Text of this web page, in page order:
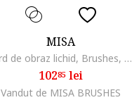
MISA
Fard de obraz lichid, Brushes, velvet, Funny Girl, 15 ml
10285lei
Vandut de MISA BRUSHES